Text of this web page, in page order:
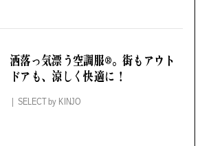
洒落っ気漂う空調服®。街もアウト
ドアも、涼しく快適に！
SELECT by KINJO